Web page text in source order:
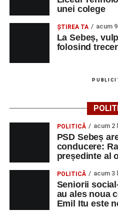
De la ora 10:00:
cadrul programului
Ora 18:30 – Aula
de premiere a șefilor
rezultate deosebite
Ora 19:30 –
artistice susținute de
Cavalerii de Mühlbach
Sebeș;
Ora 20:30 – Parcul
de animație„Buffalo
Joi, 28 august
unei colege
ŞTIREA TA acum
La Sebeș,
folosind
POLITICĂ acum 2
PSD Sebeș
conducere:
președinte al
POLITICĂ acum 3
Seniorii
au ales noua
Emil Itu este